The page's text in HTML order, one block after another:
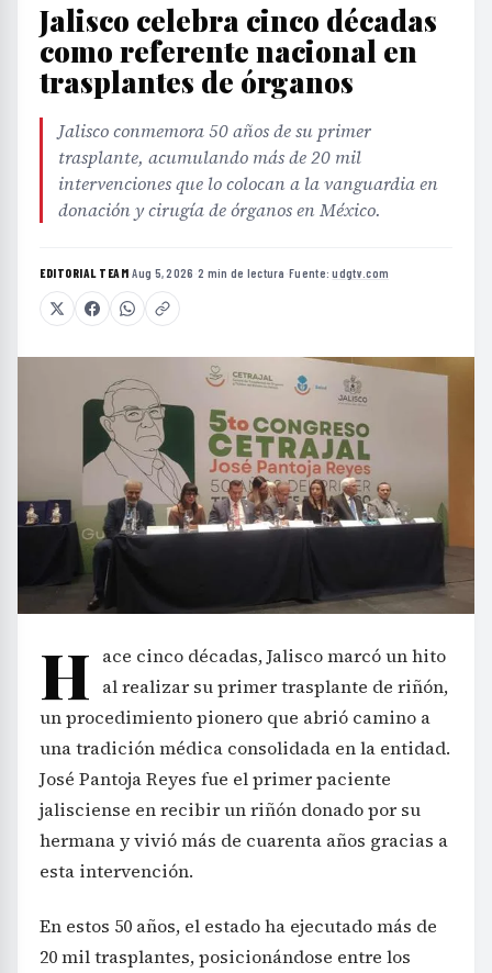
Jalisco celebra cinco décadas
como referente nacional en
trasplantes de órganos
Jalisco conmemora 50 años de su primer
trasplante, acumulando más de 20 mil
intervenciones que lo colocan a la vanguardia en
donación y cirugía de órganos en México.
EDITORIAL TEAM·Aug 5, 2026 ·2 min de lectura ·Fuente:udgtv.com
H ace cinco décadas, Jalisco marcó un hito
al realizar su primer trasplante de riñón,
un procedimiento pionero que abrió camino a
una tradición médica consolidada en la entidad.
José Pantoja Reyes fue el primer paciente
jalisciense en recibir un riñón donado por su
hermana y vivió más de cuarenta años gracias a
esta intervención.
En estos 50 años, el estado ha ejecutado más de
20 mil trasplantes, posicionándose entre los